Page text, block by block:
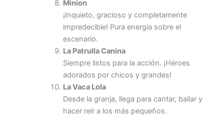
Minion
¡Inquieto, gracioso y completamente
impredecible! Pura energía sobre el
escenario.
La Patrulla Canina
Siempre listos para la acción. ¡Héroes
adorados por chicos y grandes!
La Vaca Lola
Desde la granja, llega para cantar, bailar y
hacer reír a los más pequeños.